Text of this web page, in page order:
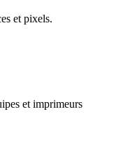
et pixels.
et imprimeurs